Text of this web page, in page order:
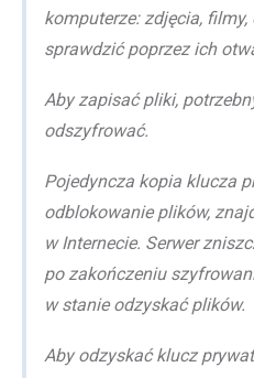
komputerze: zdjęcia,
sprawdzić poprzez ich
Aby zapisać pliki,
odszyfrować.
Pojedyncza kopia klucza
odblokowanie plików,
w Internecie. Serwer
po zakończeniu
w stanie odzyskać plików.
Aby odzyskać klucz